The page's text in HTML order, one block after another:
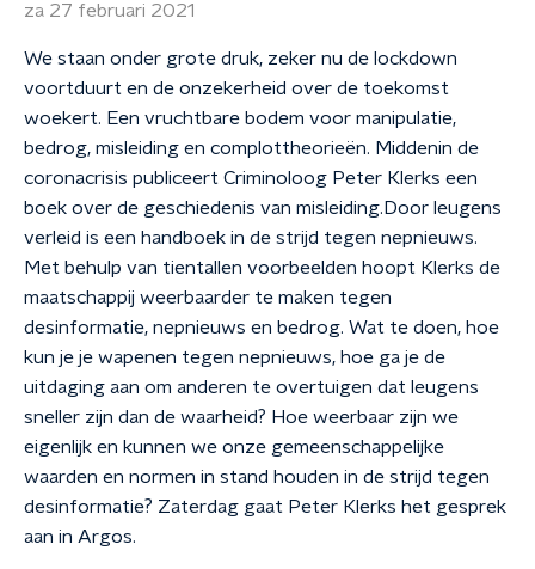
za 27 februari 2021
We staan onder grote druk, zeker nu de lockdown
voortduurt en de onzekerheid over de toekomst
woekert. Een vruchtbare bodem voor manipulatie,
bedrog, misleiding en complottheorieën. Middenin de
coronacrisis publiceert Criminoloog Peter Klerks een
boek over de geschiedenis van misleiding.Door leugens
verleid is een handboek in de strijd tegen nepnieuws.
Met behulp van tientallen voorbeelden hoopt Klerks de
maatschappij weerbaarder te maken tegen
desinformatie, nepnieuws en bedrog. Wat te doen, hoe
kun je je wapenen tegen nepnieuws, hoe ga je de
uitdaging aan om anderen te overtuigen dat leugens
sneller zijn dan de waarheid? Hoe weerbaar zijn we
eigenlijk en kunnen we onze gemeenschappelijke
waarden en normen in stand houden in de strijd tegen
desinformatie? Zaterdag gaat Peter Klerks het gesprek
aan in Argos.